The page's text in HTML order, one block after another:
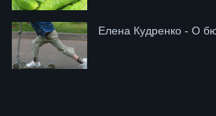
Елена Кудренко - О